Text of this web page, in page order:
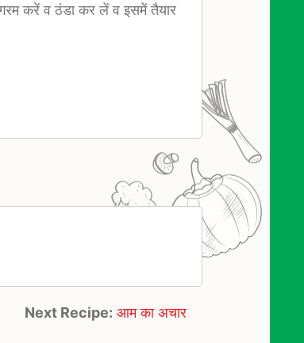
करें व ठंडा कर लें व इसमें तैयार
Next Recipe: आम का अचार